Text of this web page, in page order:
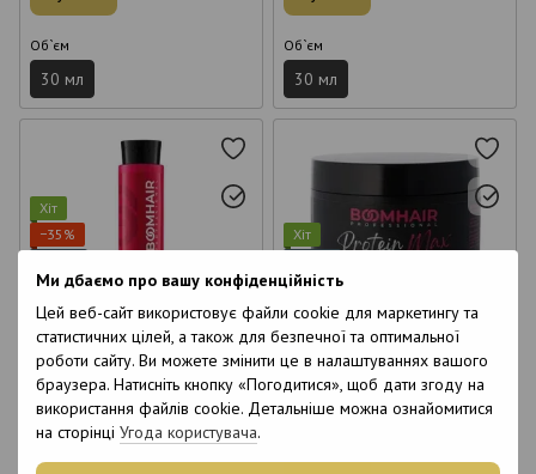
Ми дбаємо про вашу конфіденційність
Цей веб-сайт використовує файли cookie для маркетингу та
статистичних цілей, а також для безпечної та оптимальної
роботи сайту. Ви можете змінити це в налаштуваннях вашого
браузера. Натисніть кнопку «Погодитися», щоб дати згоду на
використання файлів cookie. Детальніше можна ознайомитися
на сторінці Угода користувача.
Об`єм
30 мл
Об`єм
30 мл
Хіт
−35%
6
6
25
Колагенопластія Boomhair
Professional Premium Collagen
Plastia для волосся 500 мл
1 788 грн 2 750 грн
Оптові ціни
Хіт
6
6
5
Комплекс Boomhair
Professional Protein Max для
відновлення волосся 350 мл
1 650 грн
Купити